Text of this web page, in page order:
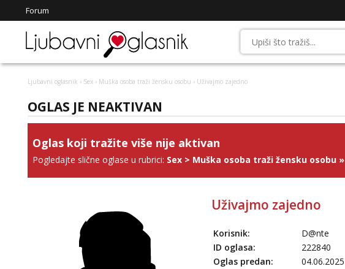
Forum
Ljubavni oglasnik › Sex › Muška osoba traži žensku osobu › Uživajmo zajedno
OGLAS JE NEAKTIVAN
Oglas koji tražite više nije aktivan
Pogledajte slične oglase u rubrici: Sex > Muška osoba traži žensku osobu »
Uživajmo zajedno
Korisnik:
D@nte
ID oglasa:
222840
Oglas predan:
04.06.2025